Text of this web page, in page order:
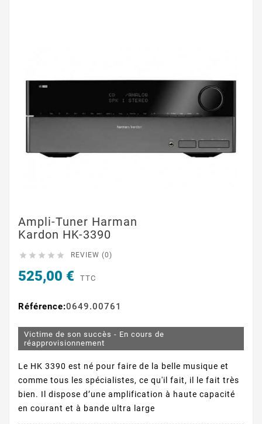
Ampli-Tuner Harman
Kardon HK-3390
     REVIEW (0)
525,00 € TTC
Référence:0649.00761
Victime de son succès - En cours de
réapprovisionnement
Le HK 3390 est né pour faire de la belle musique et
comme tous les spécialistes, ce qu'il fait, il le fait très
bien. Il dispose d’une amplification à haute capacité
en courant et à bande ultra large